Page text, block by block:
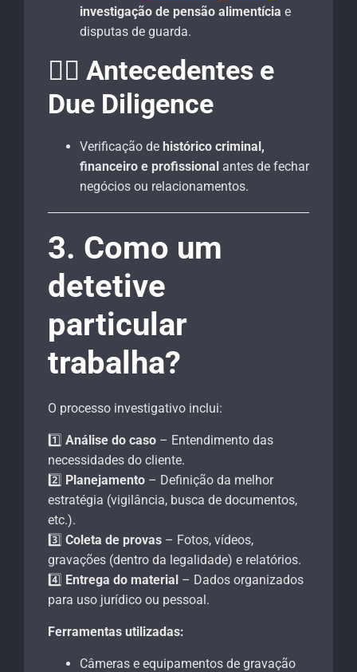
investigação de pensão alimentícia e
disputas de guarda.
🕵️‍♂️ Antecedentes e
Due Diligence
Verificação de histórico criminal,
financeiro e profissional antes de fechar
negócios ou relacionamentos.
3. Como um
detetive
particular
trabalha?
O processo investigativo inclui:
1️⃣ Análise do caso – Entendimento das
necessidades do cliente.
2️⃣ Planejamento – Definição da melhor
estratégia (vigilância, busca de documentos,
etc.).
3️⃣ Coleta de provas – Fotos, vídeos,
gravações (dentro da legalidade) e relatórios.
4️⃣ Entrega do material – Dados organizados
para uso jurídico ou pessoal.
Ferramentas utilizadas:
Câmeras e equipamentos de gravação